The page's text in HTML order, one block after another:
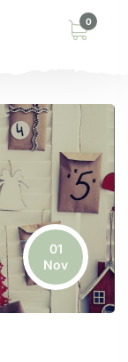
0
01
Nov